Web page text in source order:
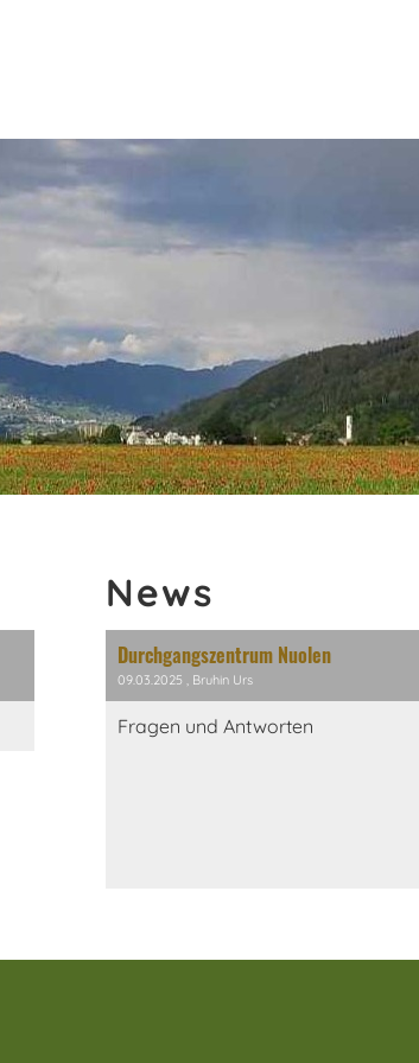
News
Durchgangszentrum Nuolen
09.03.2025 , Bruhin Urs
Fragen und Antworten